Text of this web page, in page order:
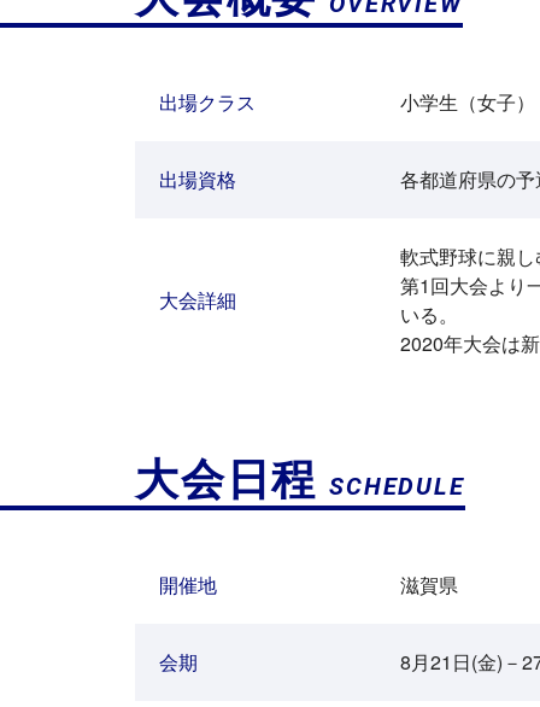
出場クラス 小学生（女子）
出場資格 各都道府県の
大会詳細
軟式野球に親
第1回大会より
いる。
2020年大会は
大会日程 SCHEDULE
開催地 滋賀県
会期 8月21日(金)－